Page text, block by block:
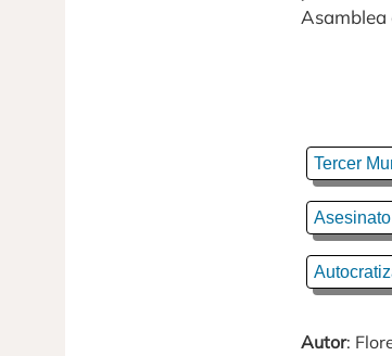
Asamblea
Tercer
Autor: